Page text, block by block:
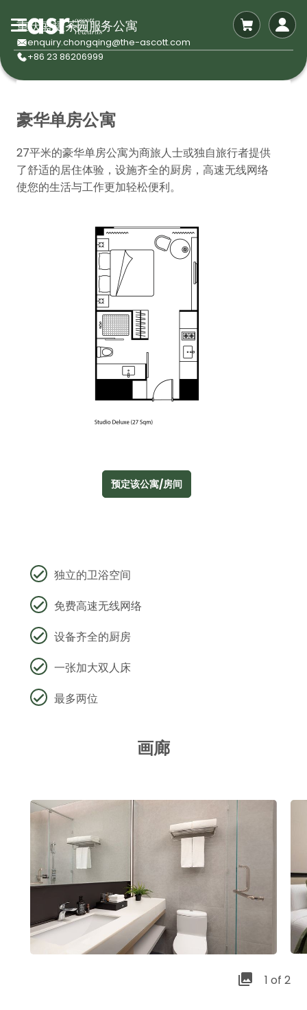
重庆盛捷茶园服务公寓
enquiry.chongqing@the-ascott.com
+86 23 86206999
豪华单房公寓
27平米的豪华单房公寓为商旅人士或独自旅行者提供
了舒适的居住体验，设施齐全的厨房，高速无线网络
使您的生活与工作更加轻松便利。
预定该公寓/房间
独立的卫浴空间
免费高速无线网络
设备齐全的厨房
一张加大双人床
最多两位
画廊
1 of 2